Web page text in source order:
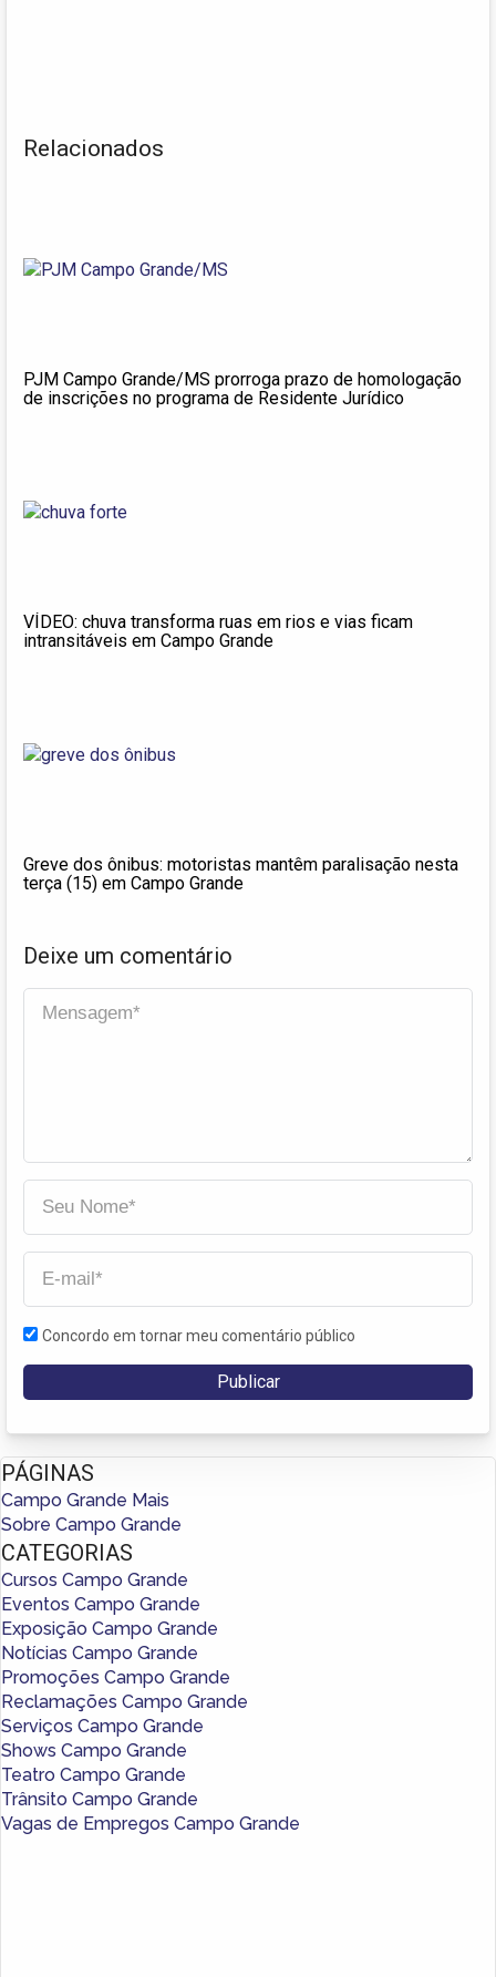
Relacionados
PJM Campo Grande/MS prorroga prazo de homologação
de inscrições no programa de Residente Jurídico
VÍDEO: chuva transforma ruas em rios e vias ficam
intransitáveis em Campo Grande
Greve dos ônibus: motoristas mantêm paralisação nesta
terça (15) em Campo Grande
Deixe um comentário
Concordo em tornar meu comentário público
PÁGINAS
Campo Grande Mais
Sobre Campo Grande
CATEGORIAS
Cursos Campo Grande
Eventos Campo Grande
Exposição Campo Grande
Notícias Campo Grande
Promoções Campo Grande
Reclamações Campo Grande
Serviços Campo Grande
Shows Campo Grande
Teatro Campo Grande
Trânsito Campo Grande
Vagas de Empregos Campo Grande